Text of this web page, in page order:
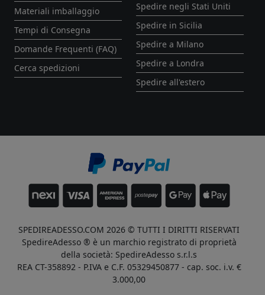
Materiali imballaggio
Tempi di Consegna
Domande Frequenti (FAQ)
Cerca spedizioni
Spedire negli Stati Uniti
Spedire in Sicilia
Spedire a Milano
Spedire a Londra
Spedire all'estero
SPEDIREADESSO.COM 2026 © TUTTI I DIRITTI RISERVATI
SpedireAdesso ® è un marchio registrato di proprietà
della società: SpedireAdesso s.r.l.s
REA CT-358892 - P.IVA e C.F. 05329450877 - cap. soc. i.v. €
3.000,00